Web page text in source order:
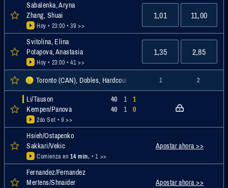
Sabalenka, Aryna
Zhang, Shuai
Hoy • 23:00 • 39 >>
1,01 11,00
Svitolina, Elina
Potapova, Anastasia
Hoy • 23:00 • 41 >>
1,35 2,85
Toronto (CAN), Dobles, Hardcourt, WTA 1 2
Li/Tauson
Kempen/Panova
2do Set • 9 >>
40
40
1
1
1
0
Hsieh/Ostapenko
Sakkari/Vekic
Comienza en 14 min. • 1 >>
Apostar ahora >>
Fernandez/Fernandez
Mertens/Shnaider
Apostar ahora >>